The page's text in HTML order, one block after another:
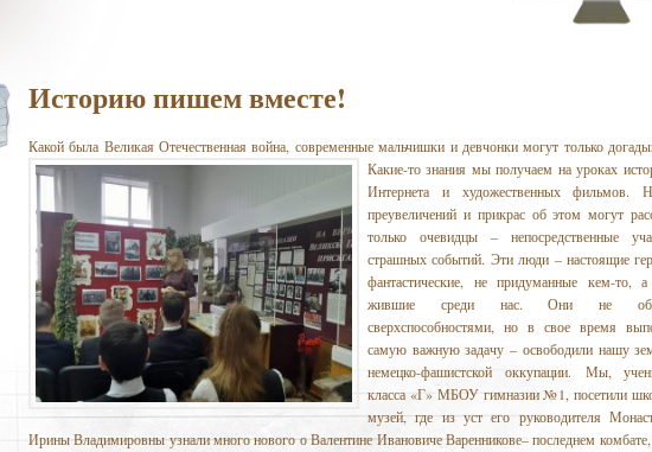
Историю пишем вместе!
Какой была Великая Отечественная война, современные мальчишки и девчонки могут только
Какие-то знания мы получаем на уроках
Интернета и художественных фильмов.
преувеличений и прикрас об этом могут
только очевидцы – непосредственные
страшных событий. Эти люди – настоящие
фантастические, не придуманные кем-то,
жившие среди нас. Они не
сверхспособностями, но в свое время
самую важную задачу – освободили нашу
немецко-фашистской оккупации. Мы,
класса «Г» МБОУ гимназии №1, посетили
музей, где из уст его руководителя
Ирины Владимировны узнали много нового о Валентине Ивановиче Варенникове– последнем